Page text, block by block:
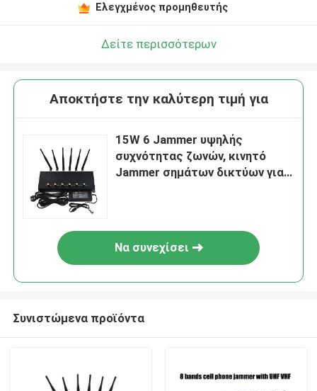
Ελεγχμένος προμηθευτής
Δείτε περισσότερων
Αποκτήστε την καλύτερη τιμή για
15W 6 Jammer υψηλής
συχνότητας ζωνών, κινητό
Jammer σημάτων δικτύων για
Να συνεχίσει
Συνιστώμενα προϊόντα